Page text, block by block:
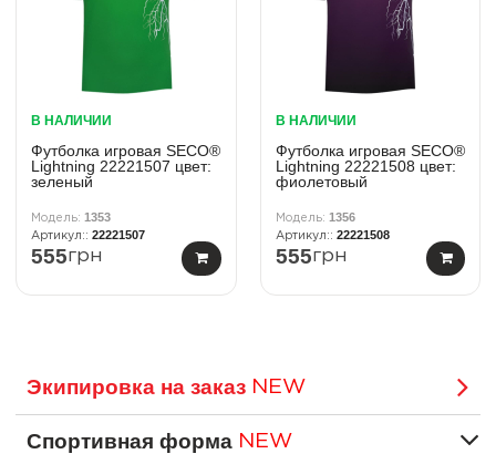
В НАЛИЧИИ
Футболка игровая SECO®
Lightning 22221507 цвет:
зеленый
1353
22221507
555грн
В НАЛИЧИИ
Футболка игровая SECO®
Lightning 22221508 цвет:
фиолетовый
1356
22221508
555грн
Экипировка на заказ NEW
Спортивная форма NEW